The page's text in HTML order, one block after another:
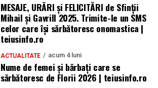
MESAJE, URĂRI și FELICITĂRI de Sfinții
Mihail și Gavrill 2025. Trimite-le un SMS
celor care își sărbătoresc onomastica |
teiusinfo.ro
ACTUALITATE acum 4 luni
Nume de femei și bărbați care se
sărbătoresc de Florii 2026 | teiusinfo.ro